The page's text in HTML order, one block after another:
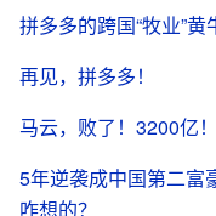
拼多多的跨国“牧业”
再见，拼多多！
马云，败了！3200亿
5年逆袭成中国第二富
咋想的？